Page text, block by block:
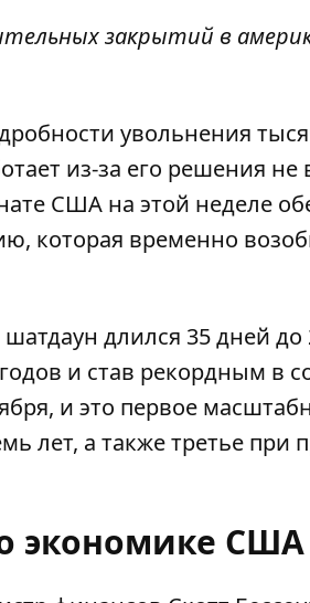
закрытий в
увольнения
из-за его решения не
США на этой неделе
которая временно
длился 35 дней до
и став рекордным в
и это первое
лет, а также третье при
экономике США